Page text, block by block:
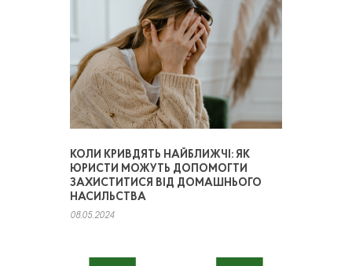
КОЛИ КРИВДЯТЬ НАЙБЛИЖЧІ: ЯК
ЮРИСТИ МОЖУТЬ ДОПОМОГТИ
ЗАХИСТИТИСЯ ВІД ДОМАШНЬОГО
НАСИЛЬСТВА
08.05.2024